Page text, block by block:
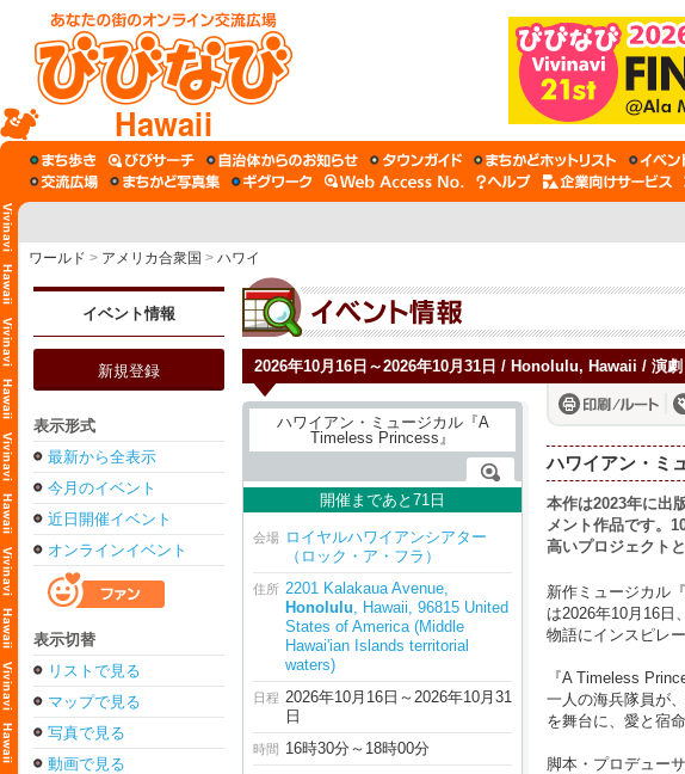
Hawaii
ワールド > アメリカ合衆国 > ハワイ
イベント情報
新規登録
表示形式
最新から全表示
今月のイベント
近日開催イベント
オンラインイベント
表示切替
リストで見る
マップで見る
写真で見る
動画で見る
2026年10月16日～2026年10月31日 / Honolulu, Hawaii / 演
開催まであと71日
会場 ロイヤルハワイアンシアター
（ロック・ア・フラ）
住所 2201 Kalakaua Avenue,
Honolulu, Hawaii, 96815 United
States of America (Middle
Hawai'ian Islands territorial
waters)
日程 2026年10月16日～2026年10月31
日
時間 16時30分～18時00分
ハワイアン・ミ
本作は2023年に出
メント作品です。
高いプロジェクト
新作ミュージカル
は2026年10月16日
物語にインスピレ
『A Timeless
一人の海兵隊員が
を舞台に、愛と宿
脚本・プロデュー